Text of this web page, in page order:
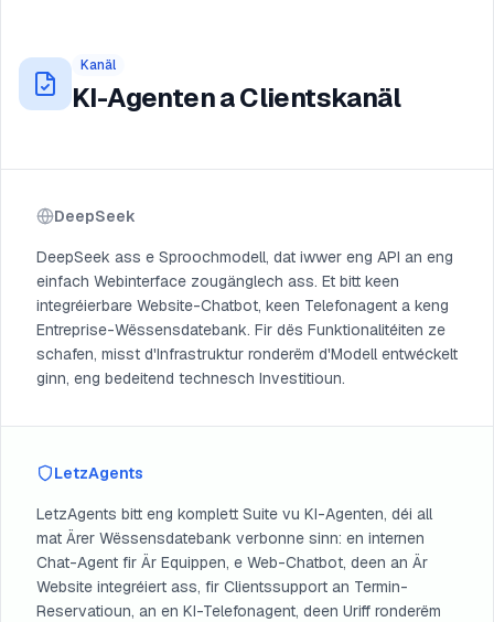
Kanäl
KI-Agenten a Clientskanäl
DeepSeek
DeepSeek ass e Sproochmodell, dat iwwer eng API an eng
einfach Webinterface zougänglech ass. Et bitt keen
integréierbare Website-Chatbot, keen Telefonagent a keng
Entreprise-Wëssensdatebank. Fir dës Funktionalitéiten ze
schafen, misst d'Infrastruktur ronderëm d'Modell entwéckelt
ginn, eng bedeitend technesch Investitioun.
LetzAgents
LetzAgents bitt eng komplett Suite vu KI-Agenten, déi all
mat Ärer Wëssensdatebank verbonne sinn: en internen
Chat-Agent fir Är Equippen, e Web-Chatbot, deen an Är
Website integréiert ass, fir Clientssupport an Termin-
Reservatioun, an en KI-Telefonagent, deen Uriff ronderëm